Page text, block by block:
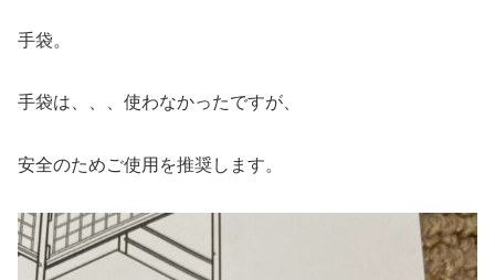
手袋。
手袋は、、、使わなかったですが、
安全のためご使用を推奨します。